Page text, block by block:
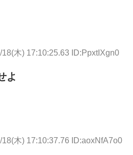
18(木) 17:10:25.63 ID:PpxtIXgn0
よ
18(木) 17:10:37.76 ID:aoxNfA7o0